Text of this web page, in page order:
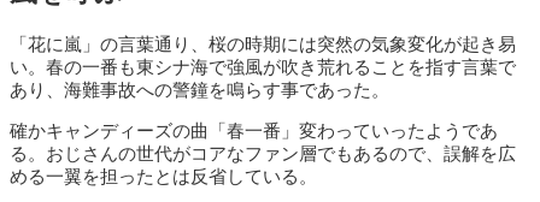
「花に嵐」の言葉通り、桜の時期には突然の気象変化が起き易
い。春の一番も東シナ海で強風が吹き荒れることを指す言葉で
あり、海難事故への警鐘を鳴らす事であった。
確かキャンディーズの曲「春一番」変わっていったようであ
る。おじさんの世代がコアなファン層でもあるので、誤解を広
める一翼を担ったとは反省している。